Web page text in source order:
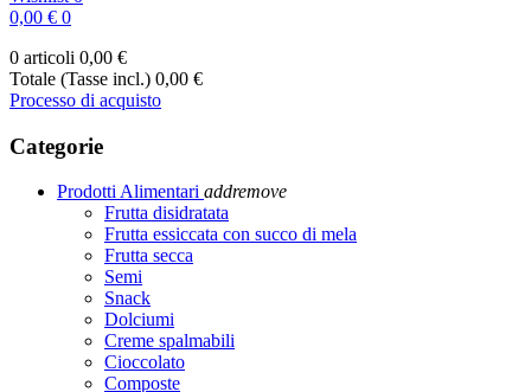
0,00 € 0
0 articoli 0,00 €
Totale (Tasse incl.) 0,00 €
Processo di acquisto
Categorie
Prodotti Alimentari addremove
Frutta disidratata
Frutta essiccata con succo di mela
Frutta secca
Semi
Snack
Dolciumi
Creme spalmabili
Cioccolato
Composte